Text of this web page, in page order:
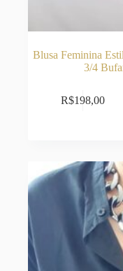
Blusa Feminina
3/4
R$198,00